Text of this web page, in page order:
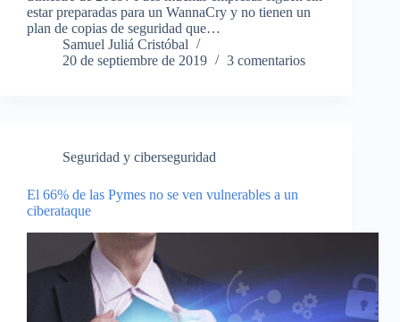
estar preparadas para un WannaCry y no tienen un
plan de copias de seguridad que…
Samuel Juliá Cristóbal
20 de septiembre de 2019
3 comentarios
Seguridad y ciberseguridad
El 66% de las Pymes no se ven vulnerables a un
ciberataque